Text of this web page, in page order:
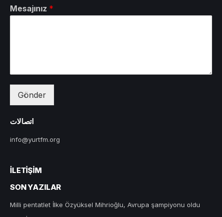
Mesajınız *
Gönder
اتصالات
info@yurtfm.org
İLETIŞIM
SON YAZILAR
Milli pentatlet İlke Özyüksel Mihrioğlu, Avrupa şampiyonu oldu